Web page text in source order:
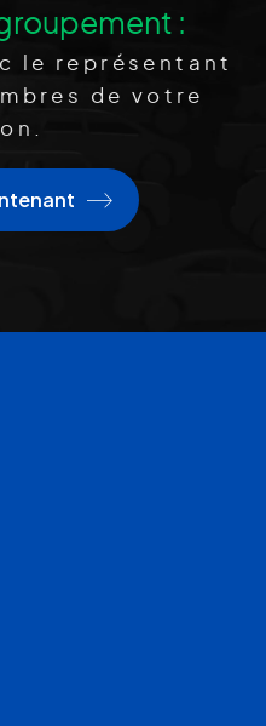
:
le représentant
de votre